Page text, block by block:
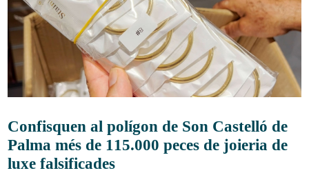
Confisquen al polígon de Son Castelló de
Palma més de 115.000 peces de joieria de
luxe falsificades